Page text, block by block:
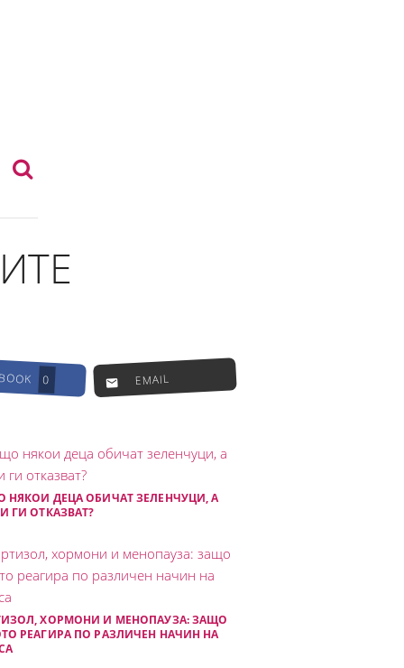
0 EMAIL
НЯКОИ ДЕЦА ОБИЧАТ ЗЕЛЕНЧУЦИ, А
ГИ ОТКАЗВАТ?
ХОРМОНИ И МЕНОПАУЗА: ЗАЩО
РЕАГИРА ПО РАЗЛИЧЕН НАЧИН НА